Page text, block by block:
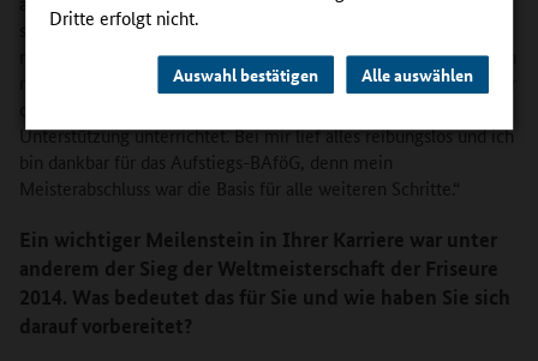
Dritte erfolgt nicht.
Auswahl bestätigen Alle auswählen
super. Beim Antrag musste ich unter anderem Angaben zu
meinem beruflichen Werdegang und zu meinen Zukunftsplänen
machen. Nach der Bewilligung wurde ich in einem Seminar über
Unterstützung unterrichtet. Bei mir lief alles reibungslos und ich
bin dankbar für das Aufstiegs-BAföG, denn mein
Meisterabschluss war die Basis für alle weiteren Schritte.“
Ein wichtiger Meilenstein in Ihrer Karriere war unter
anderem der Sieg der Weltmeisterschaft der Friseure
2014. Was bedeutet das für Sie und wie haben Sie sich
darauf vorbereitet?